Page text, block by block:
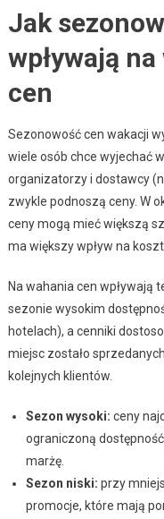
Jak
wpływają
cen
Sezonowość cen wakacji
wiele osób chce wyjechać
organizatorzy i dostawcy
zwykle podnoszą ceny. W
ceny mogą mieć większą
ma większy wpływ na
Na wahania cen wpływają
sezonie wysokim
hotelach), a cenniki
miejsc zostało
kolejnych klientów.
Sezon wysoki: ceny
ograniczoną
marżę.
Sezon niski: przy
promocje, które mają